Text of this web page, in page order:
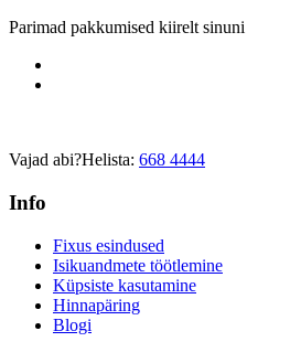
Parimad pakkumised kiirelt sinuni
Vajad abi?Helista: 668 4444
Info
Fixus esindused
Isikuandmete töötlemine
Küpsiste kasutamine
Hinnapäring
Blogi